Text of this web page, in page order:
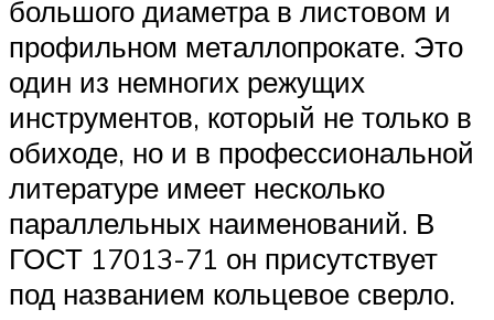
большого диаметра в листовом и
профильном металлопрокате. Это
один из немногих режущих
инструментов, который не только в
обиходе, но и в профессиональной
литературе имеет несколько
параллельных наименований. В
ГОСТ 17013-71 он присутствует
под названием кольцевое сверло.